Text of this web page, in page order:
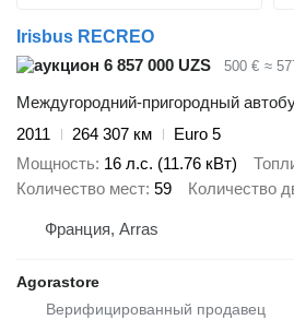
Irisbus RECREO
6 857 000 UZS
500 € ≈
Междугородний-пригородный
2011
264 307 км
Euro 5
Мощность 16 л.с. (11.76 кВт)
Количество мест 59 Количество
Франция, Arras
Agorastore